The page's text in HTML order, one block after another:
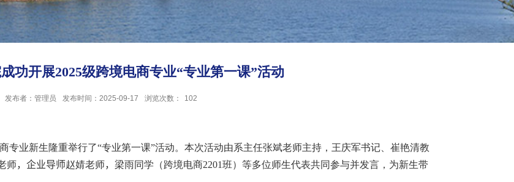
功开展2025级跨境电商专业“专业第一课”活动
发布者：管理员 发布时间：2025-09-17 浏览次数： 102
专业新生隆重举行了“专业第一课”活动。本次活动由系主任张斌老师主持，王庆军书记、崔艳清教
师， 企业导师赵婧老师， 梁雨同学（跨境电商2201班）等多位师生代表共同参与并发言，为新生带